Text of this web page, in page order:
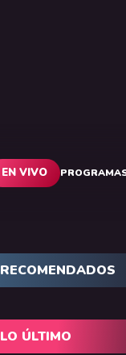
EN VIVO
RECOMENDADOS
LO ÚLTIMO